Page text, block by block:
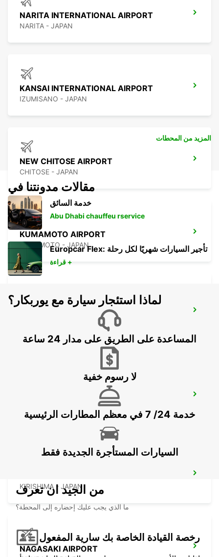
NARITA INTERNATIONAL AIRPORT
NARITA - JAPAN
KANSAI INTERNATIONAL AIRPORT
IZUMISANO - JAPAN
NEW CHITOSE AIRPORT
CHITOSE - JAPAN
KUMAMOTO AIRPORT
KUMAMOTO - JAPAN
FUKUOKA AIRPORT DOMESTIC
FUKUOKA AIRPORT INTERNATIONAL
FUKUOKA - JAPAN
KIRISHIMA - JAPAN
NAGASAKI AIRPORT
المزيد من المحطات
مقالات مدونتنا في
خدمة السائق
Abu Dhabi chauffeu rservice
Europcar Flex: تأجير السيارات شهريًا لكل رحلة
قراءة +
لماذا استئجار سيارة مع يوربكار؟
المساعدة على الطريق على مدار 24 ساعة
لا رسوم خفية
خدمة 24/ 7 في معظم المطارات الرئيسية
السيارات المستأجرة الجديدة فقط
من الجيد ان تعرف
ما الذي يجب عليك إحضاره إلى المحطة؟
رخصة القيادة الخاصة بك سارية المفعول